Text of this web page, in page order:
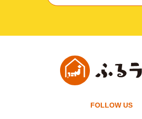
FOLLOW US